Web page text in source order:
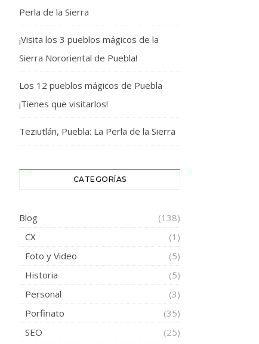
Perla de la Sierra
¡Visita los 3 pueblos mágicos de la
Sierra Nororiental de Puebla!
Los 12 pueblos mágicos de Puebla
¡Tienes que visitarlos!
Teziutlán, Puebla: La Perla de la Sierra
CATEGORÍAS
Blog
(138)
CX
(1)
Foto y Video
(5)
Historia
(5)
Personal
(3)
Porfiriato
(35)
SEO
(25)